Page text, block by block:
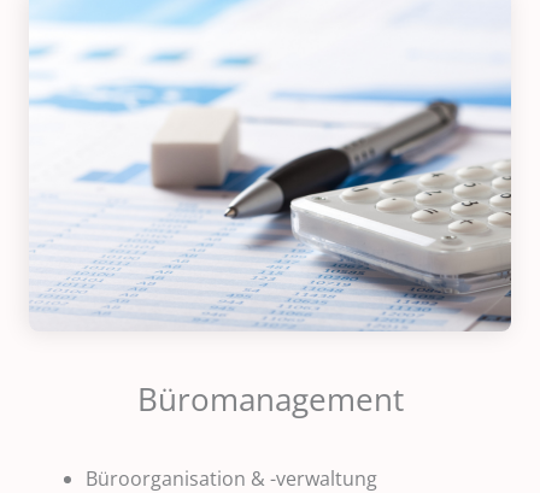
Büromanagement
Büroorganisation & -verwaltung